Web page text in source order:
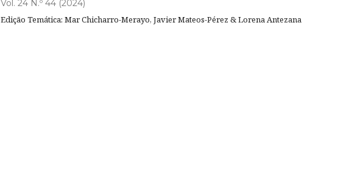
Vol. 24 N.º 44 (2024)
Edição Temática: Mar Chicharro-Merayo, Javier Mateos-Pérez & Lorena Antezana